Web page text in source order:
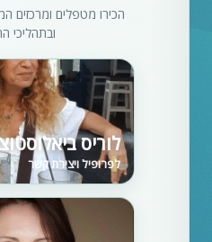
הכירו מטפלים ומרכזים
ובתהליכי
לוריס
לפרופיל ויצירת קשר